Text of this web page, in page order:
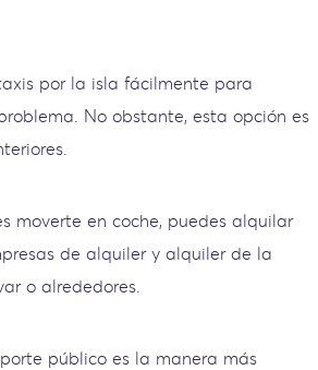
por la isla fácilmente para
No obstante, esta opción es
moverte en coche, puedes alquilar
de alquiler y alquiler de la
o alrededores.
público es la manera más